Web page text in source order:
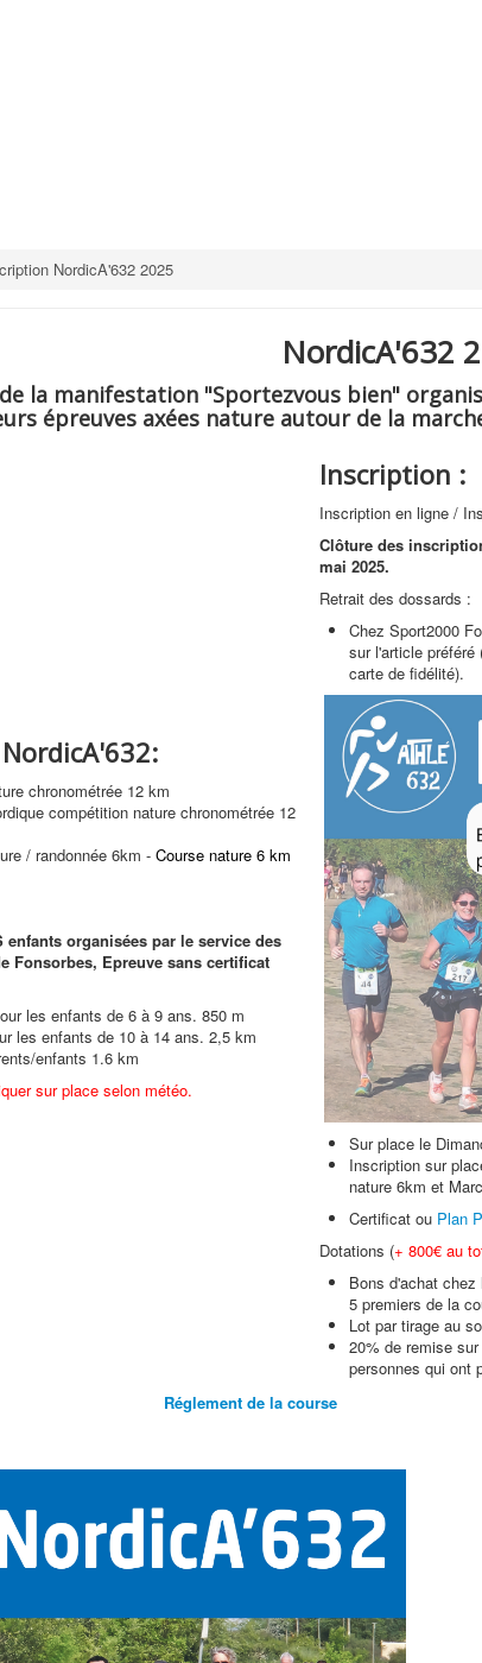
NordicA'632 2025
NordicA'632
la manifestation "Sportezvous bien"
épreuves axées nature autour de la
chronométrée 12 km
compétition nature chronométrée 12
/ randonnée 6km - Course nature 6 km
enfants organisées par le service des
Fonsorbes, Epreuve sans certificat
les enfants de 6 à 9 ans. 850 m
les enfants de 10 à 14 ans. 2,5 km
enfants 1.6 km
sur place selon météo.
Inscription :
Inscription en ligne /
Clôture des
mai 2025.
Retrait des dossards :
Chez Sport2000
sur l'article
carte de fidélité).
Sur place le
Inscription sur
nature 6km et
Certificat ou Plan
Dotations (+ 800€ au
Bons d'achat
5 premiers de la
Lot par tirage au
20% de remise
personnes qui ont
Réglement de la course